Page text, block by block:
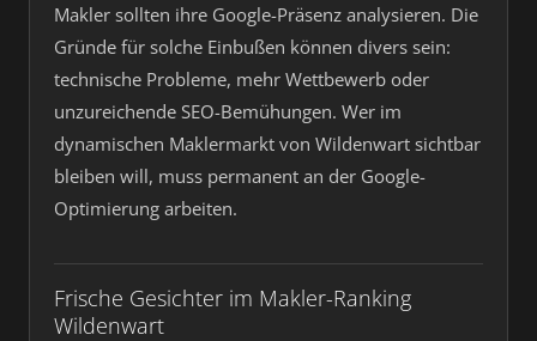
Makler sollten ihre Google-Präsenz analysieren. Die
Gründe für solche Einbußen können divers sein:
technische Probleme, mehr Wettbewerb oder
unzureichende SEO-Bemühungen. Wer im
dynamischen Maklermarkt von Wildenwart sichtbar
bleiben will, muss permanent an der Google-
Optimierung arbeiten.
Frische Gesichter im Makler-Ranking
Wildenwart